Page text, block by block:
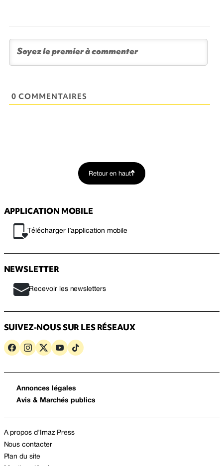
0 COMMENTAIRES
Retour en haut
APPLICATION MOBILE
Télécharger l’application mobile
NEWSLETTER
Recevoir les newsletters
SUIVEZ-NOUS SUR LES RÉSEAUX
Annonces légales
Avis & Marchés publics
A propos d’Imaz Press
Nous contacter
Plan du site